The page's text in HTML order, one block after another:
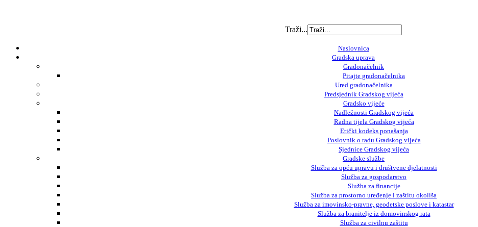
Traži...
Naslovnica
Gradska uprava
Gradonačelnik
Pitajte gradonačelnika
Ured gradonačelnika
Predsjednik Gradskog vijeća
Gradsko vijeće
Nadležnosti Gradskog vijeća
Radna tijela Gradskog vijeća
Etički kodeks ponašanja
Poslovnik o radu Gradskog vijeća
Sjednice Gradskog vijeća
Gradske službe
Služba za opću upravu i društvene djelatnosti
Služba za gospodarstvo
Služba za financije
Služba za prostorno uređenje i zaštitu okoliša
Služba za imovinsko-pravne, geodetske poslove i katastar
Služba za branitelje iz domovinskog rata
Služba za civilnu zaštitu